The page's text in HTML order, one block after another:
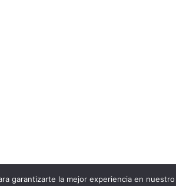
garantizarte la mejor experiencia en